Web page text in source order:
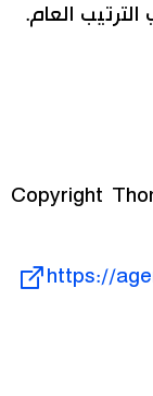
العام.
(c) Copyright
https://